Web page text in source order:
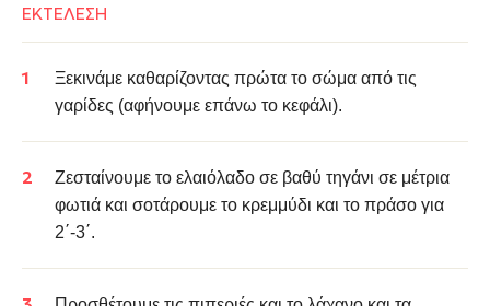
ΕΚΤΕΛΕΣΗ
Ξεκινάμε καθαρίζοντας πρώτα το σώμα από τις
γαρίδες (αφήνουμε επάνω το κεφάλι).
Ζεσταίνουμε το ελαιόλαδο σε βαθύ τηγάνι σε μέτρια
φωτιά και σοτάρουμε το κρεμμύδι και το πράσο για
2΄-3΄.